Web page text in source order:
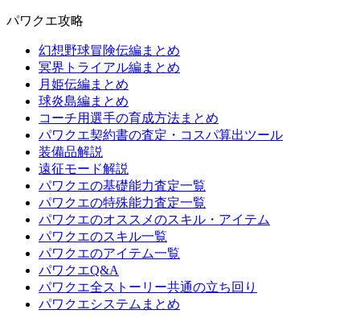
パワクエ攻略
幻想野球冒険伝編まとめ
冥界トライアル編まとめ
月姫伝編まとめ
球炎島編まとめ
コーチ用選手の育成方法まとめ
パワクエ契約書の査定・コスパ算出ツール
装備品解説
遠征モード解説
パワクエの基礎能力査定一覧
パワクエの特殊能力査定一覧
パワクエのオススメのスキル・アイテム
パワクエのスキル一覧
パワクエのアイテム一覧
パワクエQ&A
パワクエ全ストーリー共通の立ち回り
パワクエシステムまとめ